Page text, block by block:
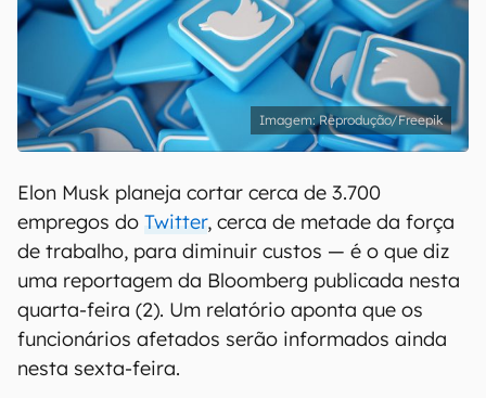
Reprodução/Freepik
Elon Musk planeja cortar cerca de 3.700
empregos do Twitter, cerca de metade da força
de trabalho, para diminuir custos — é o que diz
uma reportagem da Bloomberg publicada nesta
quarta-feira (2). Um relatório aponta que os
funcionários afetados serão informados ainda
nesta sexta-feira.